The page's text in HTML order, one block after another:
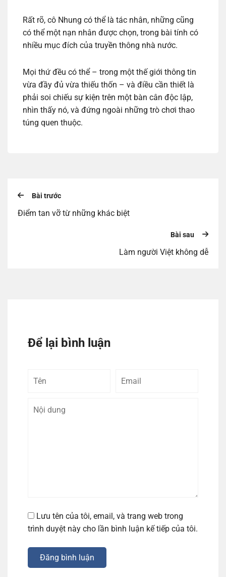
Rất rõ, cô Nhung có thể là tác nhân, những cũng
có thể một nạn nhân được chọn, trong bài tính có
nhiều mục đích của truyền thông nhà nước.
Mọi thứ đều có thể – trong một thế giới thông tin
vừa đầy đủ vừa thiếu thốn – và điều cần thiết là
phải soi chiếu sự kiện trên một bàn cân độc lập,
nhìn thấy nó, và đứng ngoài những trò chơi thao
túng quen thuộc.
Bài trước
Điểm tan vỡ từ những khác biệt
Bài sau
Làm người Việt không dễ
Để lại bình luận
Tên
Lưu tên của tôi, email, và trang web trong
trình duyệt này cho lần bình luận kế tiếp của tôi.
Đăng bình luận